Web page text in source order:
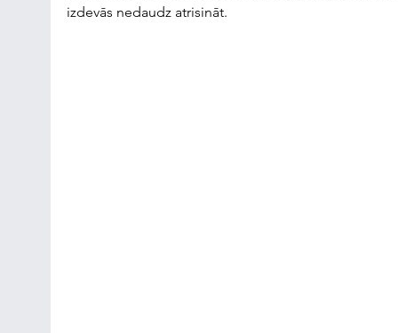
izdevās nedaudz atrisināt.